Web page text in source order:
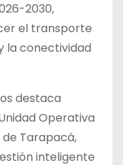
2030,
el transporte
la conectividad
destaca
Operativa
Tarapacá,
inteligente